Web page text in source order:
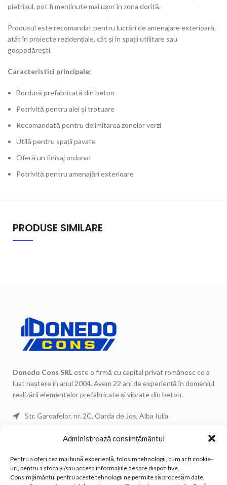
Administrează consimțământul
Pentru a oferi cea mai bună experiență, folosim tehnologii, cum ar fi cookie-
uri, pentru a stoca și/sau accesa informațiile despre dispozitive.
Consimțământul pentru aceste tehnologii ne permite să procesăm date,
pietrișul, pot fi menținute mai ușor în zona dorită.
Produsul este recomandat pentru lucrări de amenajare exterioară,
atât în proiecte rezidențiale, cât și în spații utilitare sau
gospodărești.
Caracteristici principale:
Bordură prefabricată din beton
Potrivită pentru alei și trotuare
Recomandată pentru delimitarea zonelor verzi
Utilă pentru spații pavate
Oferă un finisaj ordonat
Potrivită pentru amenajări exterioare
PRODUSE SIMILARE
Donedo Cons SRLeste o firmă cu capital privat românesc ce a
luat naștere în anul 2004. Avem 22 ani de experiență în domeniul
realizării elementelor prefabricate și vibrate din beton.
Str. Garoafelor, nr. 2C, Oarda de Jos, Alba Iulia
Telefon Fix: 0258 815 533
Email: office@donedocons.ro